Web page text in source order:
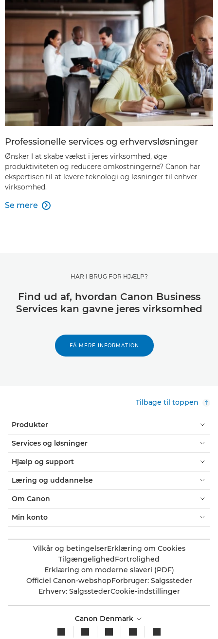
Professionelle services og erhvervsløsninger
Ønsker I at skabe vækst i jeres virksomhed, øge
produktiviteten og reducere omkostningerne? Canon har
ekspertisen til at levere teknologi og løsninger til enhver
virksomhed.
Se mere 
HAR I BRUG FOR HJÆLP?
Find ud af, hvordan Canon Business
Services kan gavne jeres virksomhed
FÅ MERE INFORMATION
Tilbage til toppen
Produkter
Services og løsninger
Hjælp og support
Læring og uddannelse
Om Canon
Min konto
Vilkår og betingelserErklæring om Cookies
TilgængelighedFortrolighed
Erklæring om moderne slaveri (PDF)
Officiel Canon-webshopForbruger: Salgssteder
Erhverv: SalgsstederCookie-indstillinger
Canon Denmark